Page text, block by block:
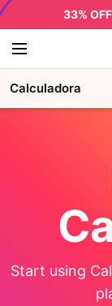
33%
Calculadora
Start using